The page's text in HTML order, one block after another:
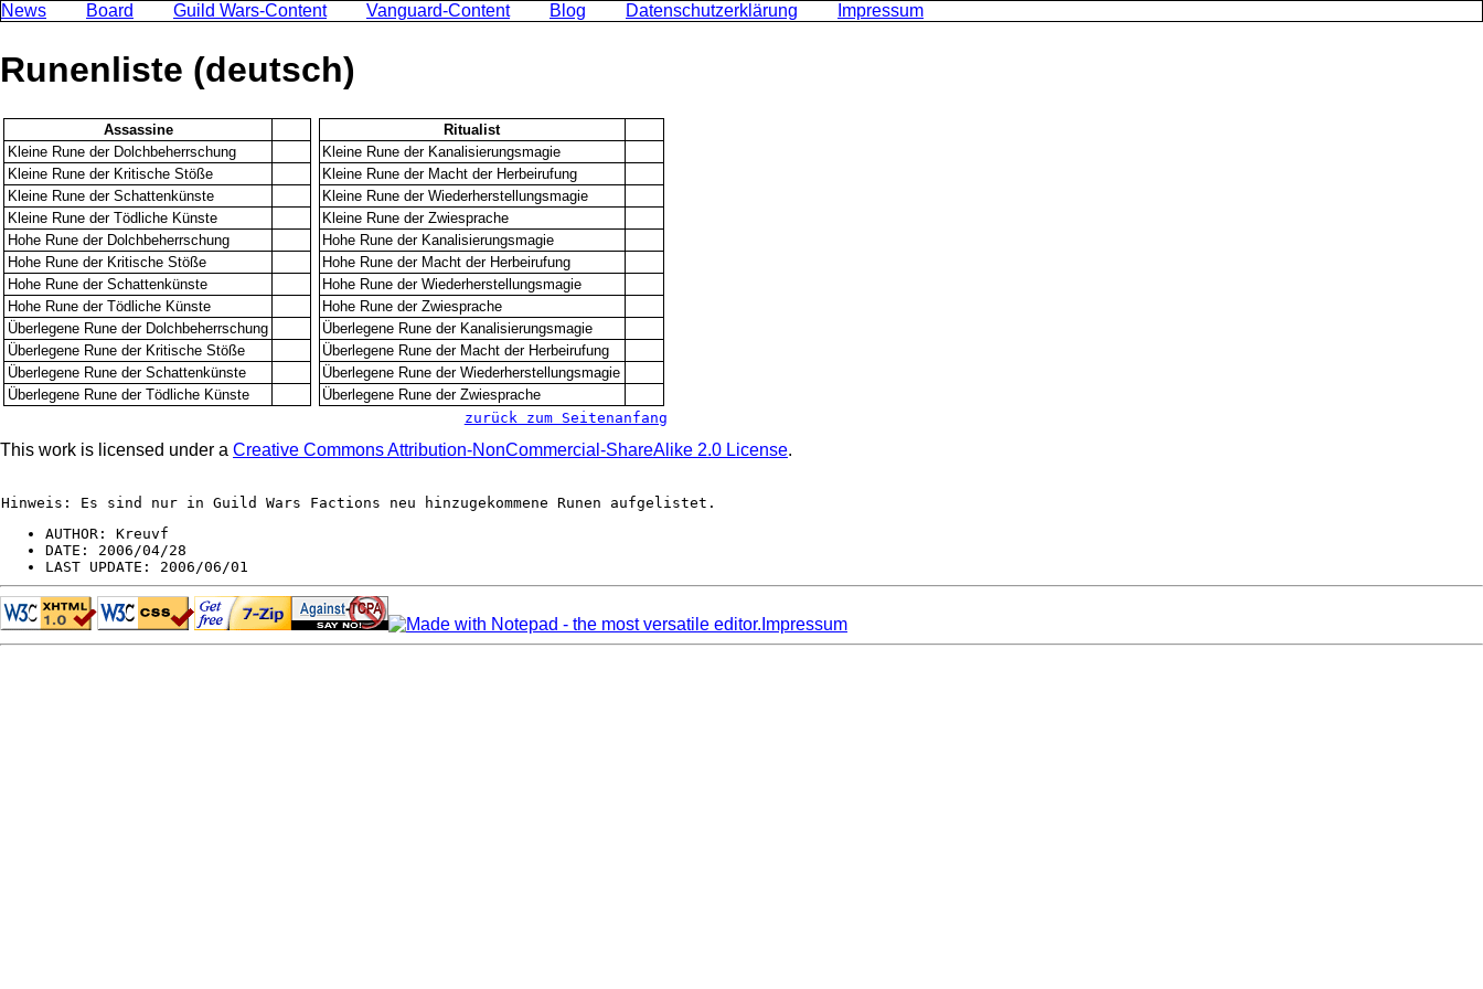
News Board Guild Wars-Content Vanguard-Content Blog Datenschutzerklärung Impressum
Runenliste (deutsch)
Assassine
Kleine Rune der Dolchbeherrschung
Kleine Rune der Kritische Stöße
Kleine Rune der Schattenkünste
Kleine Rune der Tödliche Künste
Hohe Rune der Dolchbeherrschung
Hohe Rune der Kritische Stöße
Hohe Rune der Schattenkünste
Hohe Rune der Tödliche Künste
Überlegene Rune der Dolchbeherrschung
Überlegene Rune der Kritische Stöße
Überlegene Rune der Schattenkünste
Überlegene Rune der Tödliche Künste
Ritualist
Kleine Rune der Kanalisierungsmagie
Kleine Rune der Macht der Herbeirufung
Kleine Rune der Wiederherstellungsmagie
Kleine Rune der Zwiesprache
Hohe Rune der Kanalisierungsmagie
Hohe Rune der Macht der Herbeirufung
Hohe Rune der Wiederherstellungsmagie
Hohe Rune der Zwiesprache
Überlegene Rune der Kanalisierungsmagie
Überlegene Rune der Macht der Herbeirufung
Überlegene Rune der Wiederherstellungsmagie
Überlegene Rune der Zwiesprache
zurück zum Seitenanfang
This work is licensed under a Creative Commons Attribution-NonCommercial-ShareAlike 2.0 License.
Hinweis: Es sind nur in Guild Wars Factions neu hinzugekommene Runen aufgelistet.
AUTHOR: Kreuvf
DATE: 2006/04/28
LAST UPDATE: 2006/06/01
Impressum